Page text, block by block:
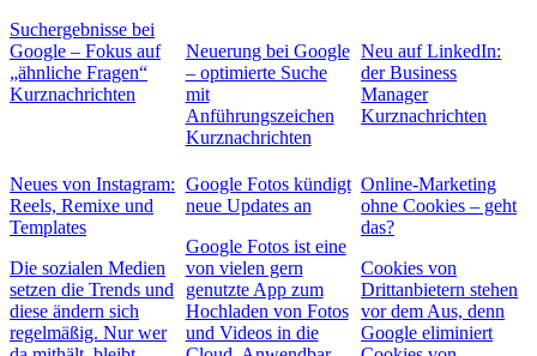
Suchergebnisse bei
Google – Fokus auf
„ähnliche Fragen“
Kurznachrichten
Neuerung bei Google
– optimierte Suche
mit
Anführungszeichen
Kurznachrichten
Neu auf LinkedIn:
der Business
Manager
Kurznachrichten
Neues von Instagram:
Reels, Remixe und
Templates
Die sozialen Medien
setzen die Trends und
diese ändern sich
regelmäßig. Nur wer
Google Fotos kündigt
neue Updates an
Google Fotos ist eine
von vielen gern
genutzte App zum
Hochladen von Fotos
und Videos in die
Online-Marketing
ohne Cookies – geht
das?
Cookies von
Drittanbietern stehen
vor dem Aus, denn
Google eliminiert